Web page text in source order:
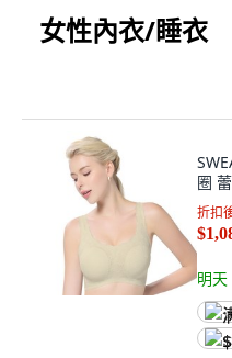
女性內衣/睡衣
圈
折扣
明